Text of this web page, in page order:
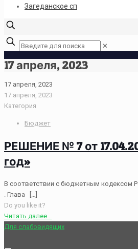
Загеданское сп
✕
17 апреля, 2023
17 апреля, 2023
17 апреля, 2023
Категория
Бюджет
РЕШЕНИЕ № 7 от
год»
В соответствии с бюджетным кодексом
. Глава
Do you like it?
Читать далее...
Для слабовидящих